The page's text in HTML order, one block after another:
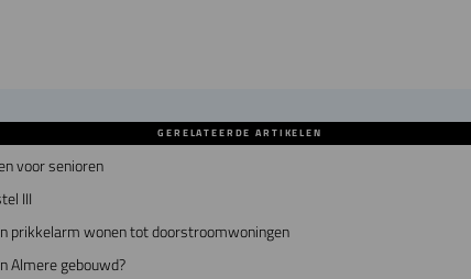
GERELATEERDE ARTIKELEN
voor senioren
III
prikkelarm wonen tot doorstroomwoningen
Almere gebouwd?